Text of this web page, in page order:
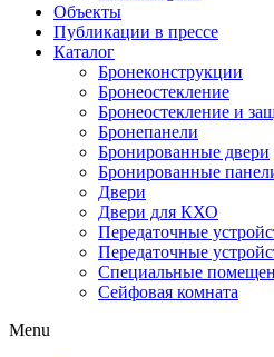
Объекты
Публикации в прессе
Каталог
Бронеконструкции
Бронеостекление
Бронеостекление и
Бронепанели
Бронированные двери
Бронированные
Двери
Двери для КХО
Передаточные
Передаточные
Специальные
Сейфовая комната
Menu